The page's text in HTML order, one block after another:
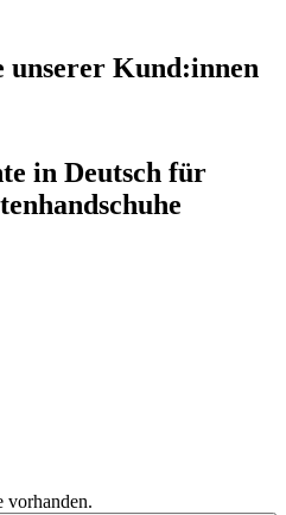
unserer Kund:innen
in Deutsch für
vorhanden.